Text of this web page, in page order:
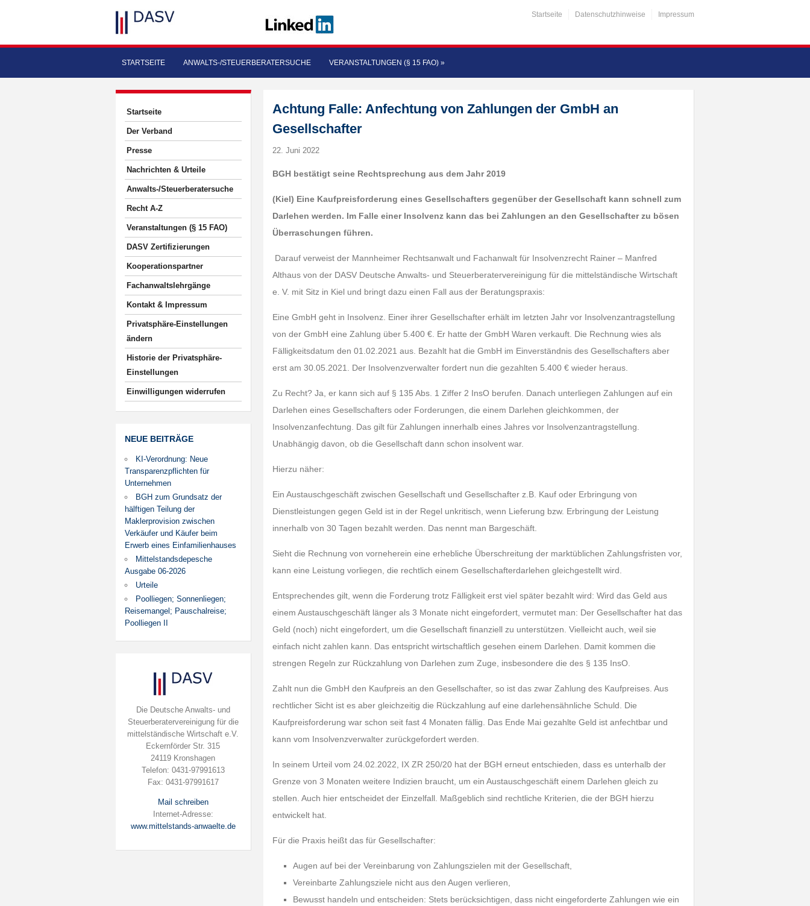
Startseite Datenschutzhinweise Impressum
STARTSEITE ANWALTS-/STEUERBERATERSUCHE VERANSTALTUNGEN (§ 15 FAO) »
Startseite
Der Verband
Presse
Nachrichten & Urteile
Anwalts-/Steuerberatersuche
Recht A-Z
Veranstaltungen (§ 15 FAO)
DASV Zertifizierungen
Kooperationspartner
Fachanwaltslehrgänge
Kontakt & Impressum
Privatsphäre-Einstellungen
ändern
Historie der Privatsphäre-
Einstellungen
Einwilligungen widerrufen
NEUE BEITRÄGE
KI-Verordnung: Neue
Transparenzpflichten für
Unternehmen
BGH zum Grundsatz der
hälftigen Teilung der
Maklerprovision zwischen
Verkäufer und Käufer beim
Erwerb eines Einfamilienhauses
Mittelstandsdepesche
Ausgabe 06-2026
Urteile
Poolliegen; Sonnenliegen;
Reisemangel; Pauschalreise;
Poolliegen II
Die Deutsche Anwalts- und
Steuerberatervereinigung für die
mittelständische Wirtschaft e.V.
Eckernförder Str. 315
24119 Kronshagen
Telefon: 0431-97991613
Fax: 0431-97991617
Mail schreiben
Internet-Adresse:
www.mittelstands-anwaelte.de
Achtung Falle: Anfechtung von Zahlungen der GmbH an
Gesellschafter
22. Juni 2022
BGH bestätigt seine Rechtsprechung aus dem Jahr 2019
(Kiel) Eine Kaufpreisforderung eines Gesellschafters gegenüber der Gesellschaft kann schnell zum
Darlehen werden. Im Falle einer Insolvenz kann das bei Zahlungen an den Gesellschafter zu bösen
Überraschungen führen.
Darauf verweist der Mannheimer Rechtsanwalt und Fachanwalt für Insolvenzrecht Rainer – Manfred
Althaus von der DASV Deutsche Anwalts- und Steuerberatervereinigung für die mittelständische Wirtschaft
e. V. mit Sitz in Kiel und bringt dazu einen Fall aus der Beratungspraxis:
Eine GmbH geht in Insolvenz. Einer ihrer Gesellschafter erhält im letzten Jahr vor Insolvenzantragstellung
von der GmbH eine Zahlung über 5.400 €. Er hatte der GmbH Waren verkauft. Die Rechnung wies als
Fälligkeitsdatum den 01.02.2021 aus. Bezahlt hat die GmbH im Einverständnis des Gesellschafters aber
erst am 30.05.2021. Der Insolvenzverwalter fordert nun die gezahlten 5.400 € wieder heraus.
Zu Recht? Ja, er kann sich auf § 135 Abs. 1 Ziffer 2 InsO berufen. Danach unterliegen Zahlungen auf ein
Darlehen eines Gesellschafters oder Forderungen, die einem Darlehen gleichkommen, der
Insolvenzanfechtung. Das gilt für Zahlungen innerhalb eines Jahres vor Insolvenzantragstellung.
Unabhängig davon, ob die Gesellschaft dann schon insolvent war.
Hierzu näher:
Ein Austauschgeschäft zwischen Gesellschaft und Gesellschafter z.B. Kauf oder Erbringung von
Dienstleistungen gegen Geld ist in der Regel unkritisch, wenn Lieferung bzw. Erbringung der Leistung
innerhalb von 30 Tagen bezahlt werden. Das nennt man Bargeschäft.
Sieht die Rechnung von vorneherein eine erhebliche Überschreitung der marktüblichen Zahlungsfristen vor,
kann eine Leistung vorliegen, die rechtlich einem Gesellschafterdarlehen gleichgestellt wird.
Entsprechendes gilt, wenn die Forderung trotz Fälligkeit erst viel später bezahlt wird: Wird das Geld aus
einem Austauschgeschäft länger als 3 Monate nicht eingefordert, vermutet man: Der Gesellschafter hat das
Geld (noch) nicht eingefordert, um die Gesellschaft finanziell zu unterstützen. Vielleicht auch, weil sie
einfach nicht zahlen kann. Das entspricht wirtschaftlich gesehen einem Darlehen. Damit kommen die
strengen Regeln zur Rückzahlung von Darlehen zum Zuge, insbesondere die des § 135 InsO.
Zahlt nun die GmbH den Kaufpreis an den Gesellschafter, so ist das zwar Zahlung des Kaufpreises. Aus
rechtlicher Sicht ist es aber gleichzeitig die Rückzahlung auf eine darlehensähnliche Schuld. Die
Kaufpreisforderung war schon seit fast 4 Monaten fällig. Das Ende Mai gezahlte Geld ist anfechtbar und
kann vom Insolvenzverwalter zurückgefordert werden.
In seinem Urteil vom 24.02.2022, IX ZR 250/20 hat der BGH erneut entschieden, dass es unterhalb der
Grenze von 3 Monaten weitere Indizien braucht, um ein Austauschgeschäft einem Darlehen gleich zu
stellen. Auch hier entscheidet der Einzelfall. Maßgeblich sind rechtliche Kriterien, die der BGH hierzu
entwickelt hat.
Für die Praxis heißt das für Gesellschafter:
Augen auf bei der Vereinbarung von Zahlungszielen mit der Gesellschaft,
Vereinbarte Zahlungsziele nicht aus den Augen verlieren,
Bewusst handeln und entscheiden: Stets berücksichtigen, dass nicht eingeforderte Zahlungen wie ein